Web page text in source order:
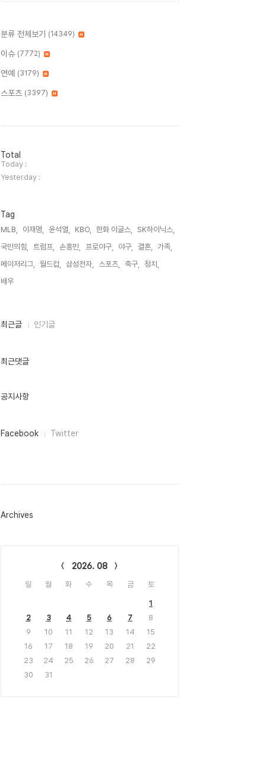
분류 전체보기 (14349)
이슈 (7772)
연예 (3179)
스포츠 (3397)
방
문
자
수
Total
Today :
Yesterday :
Tag
MLB, 이재명, 윤석열, KBO, 한화 이글스,
SK하이닉스,
국민의힘,
트럼프, 손흥민, 프로야구, 야구, 결혼,
가족,
메이저리그,
월드컵, 삼성전자, 스포츠, 축구,
정치,
배우,
최
인
최근글 인기글
최근댓글
공지사항
페
그
Facebook Twitter
Archives
2026. 08
일 월 화 수 목 금 토
1
2
3 4 5 6 7
8
9
10 11 12 13 14
15
16
17 18 19 20 21
22
23
24 25 26 27 28
29
30
31